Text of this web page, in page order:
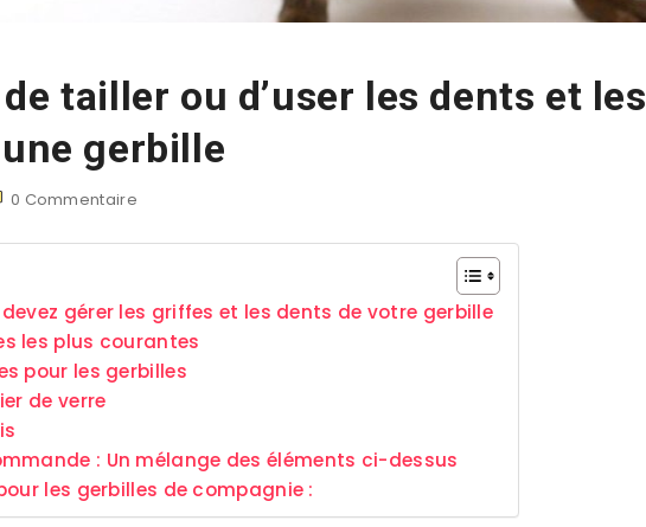
tailler ou d’user les dents et les
gerbille
0 Commentaire
gérer les griffes et les dents de votre gerbille
les plus courantes
pour les gerbilles
de verre
: Un mélange des éléments ci-dessus
les gerbilles de compagnie :